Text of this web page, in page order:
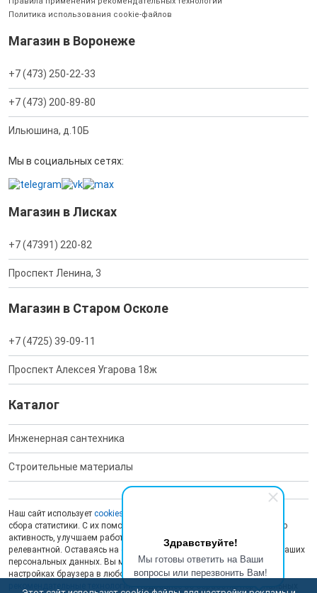
Здравствуйте!
Мы готовы ответить на Ваши
вопросы или перезвонить Вам!
Политика использования cookie-файлов
Магазин в Воронеже
+7 (473) 250-22-33
+7 (473) 200-89-80
Ильюшина, д.10Б
Мы в социальных сетях:
Магазин в Лисках
+7 (47391) 220-82
Проспект Ленина, 3
Магазин в Старом Осколе
+7 (4725) 39-09-11
Проспект Алексея Угарова 18ж
Каталог
Инженерная сантехника
Строительные материалы
Наш сайт использует cookies
сбора статистики. С их помощью мы анализируем пользовательскую
активность, улучшаем работу сайта и делаем рекламу более
релевантной. Оставаясь на сайте, вы даете согласие на обработку ваших
персональных данных. Вы можете отключить сохранение cookies в
настройках браузера в любой момент. На сайте также применяются